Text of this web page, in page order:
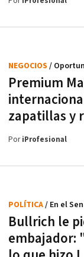
Premium
zapatillas y
NEGOCIOS /
PoriProfesional
Bullrich le
embajador:
POLÍTICA/ En el